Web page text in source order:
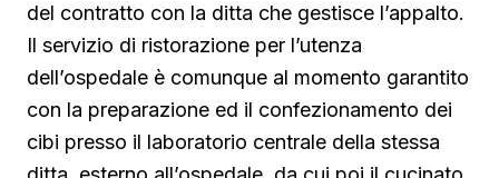
del contratto con la ditta che gestisce l’appalto.
Il servizio di ristorazione per l’utenza
dell’ospedale è comunque al momento garantito
con la preparazione ed il confezionamento dei
cibi presso il laboratorio centrale della stessa